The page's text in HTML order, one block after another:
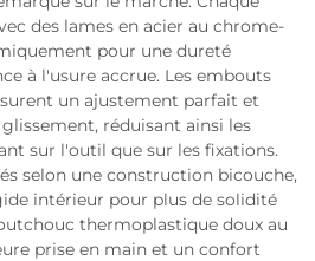
des lames en acier au chrome-
pour une dureté
à l'usure accrue. Les embouts
un ajustement parfait et
réduisant ainsi les
sur l'outil que sur les fixations.
selon une construction bicouche,
intérieur pour plus de solidité
thermoplastique doux au
prise en main et un confort